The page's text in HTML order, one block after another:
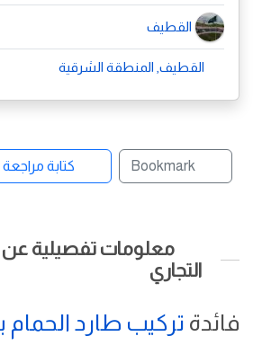
القطيف
القطيف, المنطقة الشرقية
Bookmark كتابة مراجعة
معلومات تفصيلية عن
التجاري
فائدة تركيب طارد